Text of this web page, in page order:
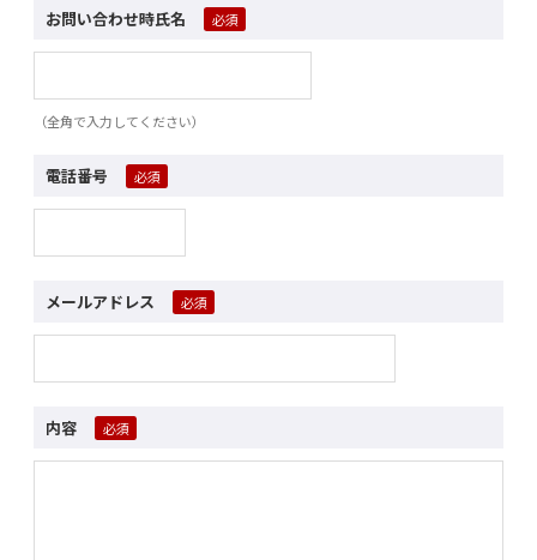
お問い合わせ時氏名
（全角で入力してください）
電話番号
メールアドレス
内容